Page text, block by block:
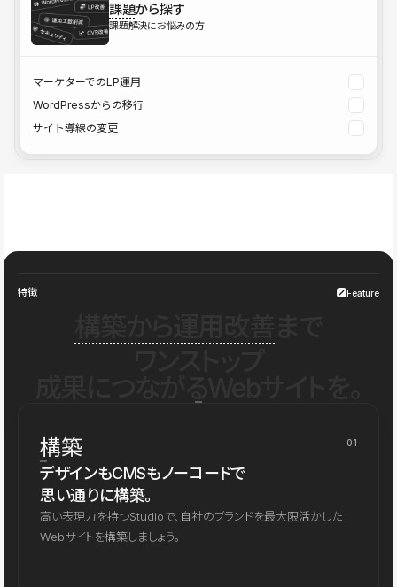
課題から探す
課題解決にお悩みの方
マーケターでのLP運用
WordPressからの移行
サイト導線の変更
特徴 Feature
構築 01
デザインもCMSもノーコードで
思い通りに構築。
高い表現力を持つStudioで、自社のブランドを最大限活かした
Webサイトを構築しましょう。